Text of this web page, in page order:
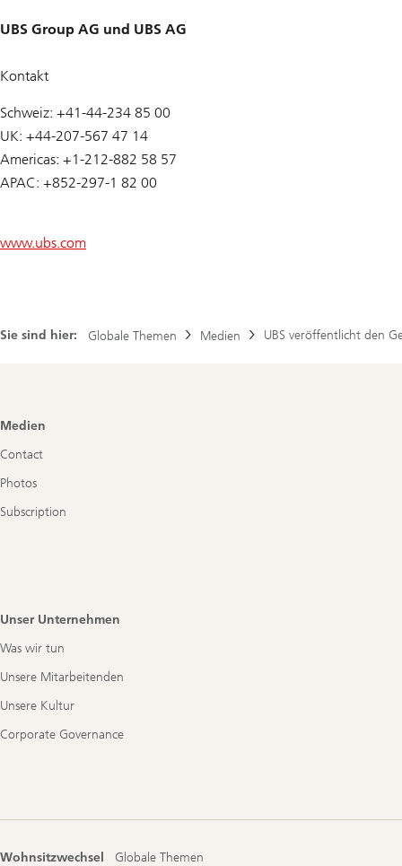
UBS Group AG und UBS AG
Kontakt
Schweiz: +41-44-234 85 00
UK: +44-207-567 47 14
Americas: +1-212-882 58 57
APAC: +852-297-1 82 00
www.ubs.com
Sie sind hier: Globale Themen Medien UBS veröffentlicht den
Footer
Medien
Contact
Photos
Subscription
Unser Unternehmen
Was wir tun
Unsere Mitarbeitenden
Unsere Kultur
Corporate Governance
Wohnsitzwechsel Globale Themen